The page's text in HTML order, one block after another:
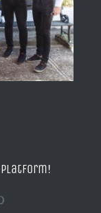
Platform!